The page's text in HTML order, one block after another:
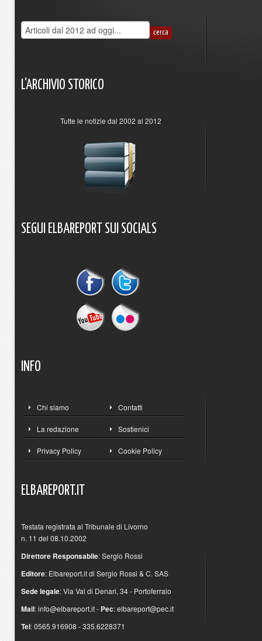
L'ARCHIVIO STORICO
Tutte le notizie dal 2002 al 2012
SEGUI ELBAREPORT SUI SOCIALS
INFO
Chi siamo Contatti
La redazione Sostienici
Privacy Policy Cookie Policy
ELBAREPORT.IT
Testata registrata al Tribunale di Livorno
n. 11 del 08.10.2002
Direttore Responsabile: Sergio Rossi
Editore: Elbareport.it di Sergio Rossi & C. SAS
Sede legale: Via Val di Denari, 34 - Portoferraio
Mail:info@elbareport.it- Pec:elbareport@pec.it
Tel: 0565.916908 - 335.6228371